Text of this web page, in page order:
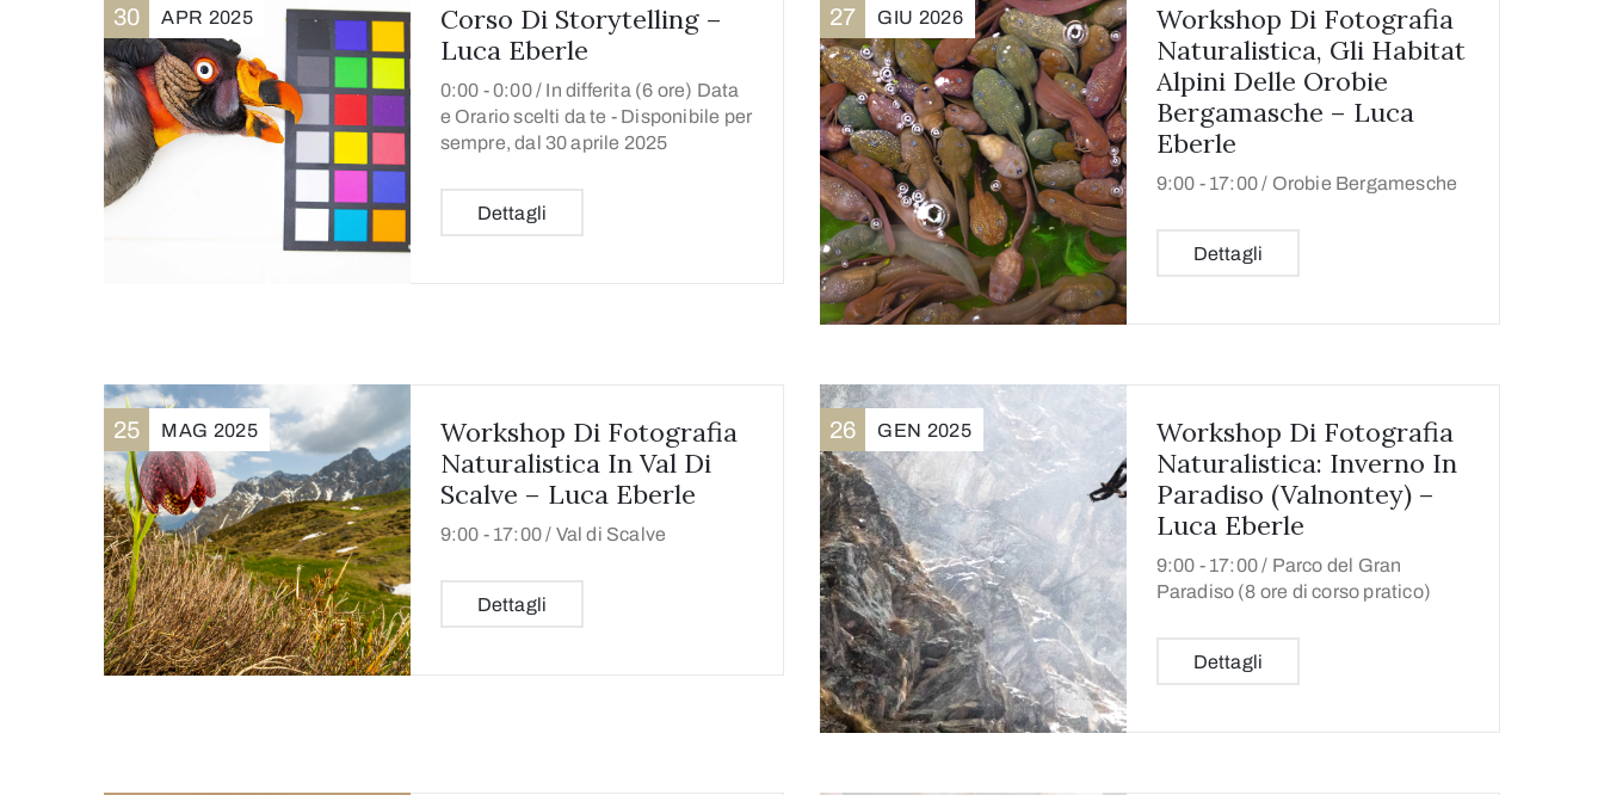
30 APR 2025
Corso Di Storytelling –
Luca Eberle
0:00 -0:00 / In differita (6 ore) Data
e Orario scelti da te - Disponibile per
sempre, dal 30 aprile 2025
Dettagli
27 GIU 2026
Workshop Di Fotografia
Naturalistica, Gli Habitat
Alpini Delle Orobie
Bergamasche – Luca
Eberle
9:00 - 17:00 / Orobie Bergamesche
Dettagli
25 MAG 2025
Workshop Di Fotografia
Naturalistica In Val Di
Scalve – Luca Eberle
9:00 - 17:00 / Val di Scalve
Dettagli
26 GEN 2025
Workshop Di Fotografia
Naturalistica: Inverno In
Paradiso (Valnontey) –
Luca Eberle
9:00 - 17:00 / Parco del Gran
Paradiso (8 ore di corso pratico)
Dettagli